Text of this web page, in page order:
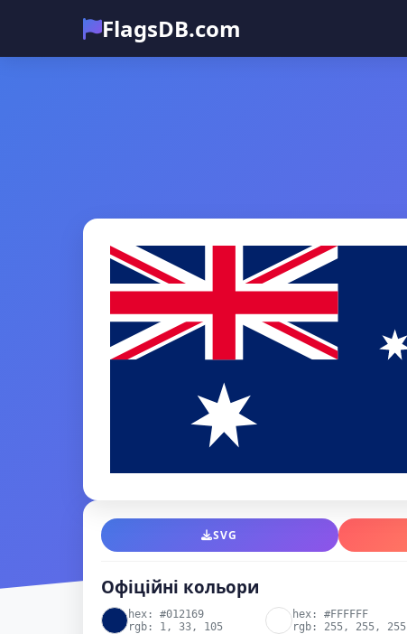
FlagsDB.com
SVG
Офіційні кольори
hex: #012169
rgb: 1, 33, 105
hex: #FFFFFF
rgb: 255, 255, 255